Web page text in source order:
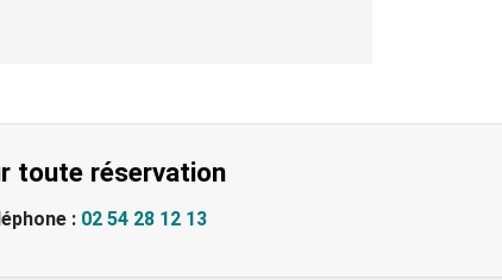
toute réservation
: 02 54 28 12 13